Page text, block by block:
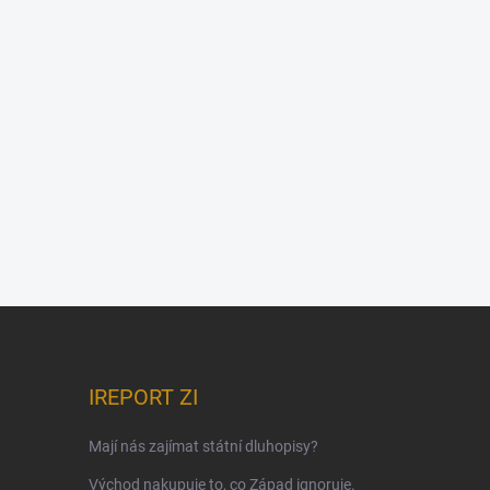
IREPORT ZI
Mají nás zajímat státní dluhopisy?
Východ nakupuje to, co Západ ignoruje.